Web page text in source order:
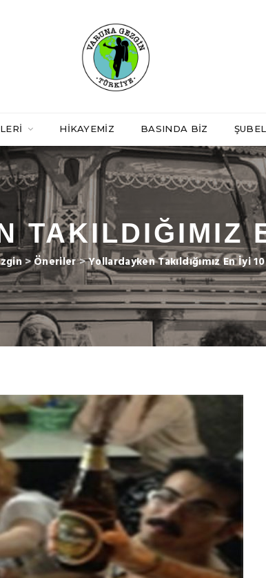
HIKAYEMIZ BASINDA BIZ
TAKILDIĞIMIZ
>Öneriler>Yollardayken Takıldığımız En İyi